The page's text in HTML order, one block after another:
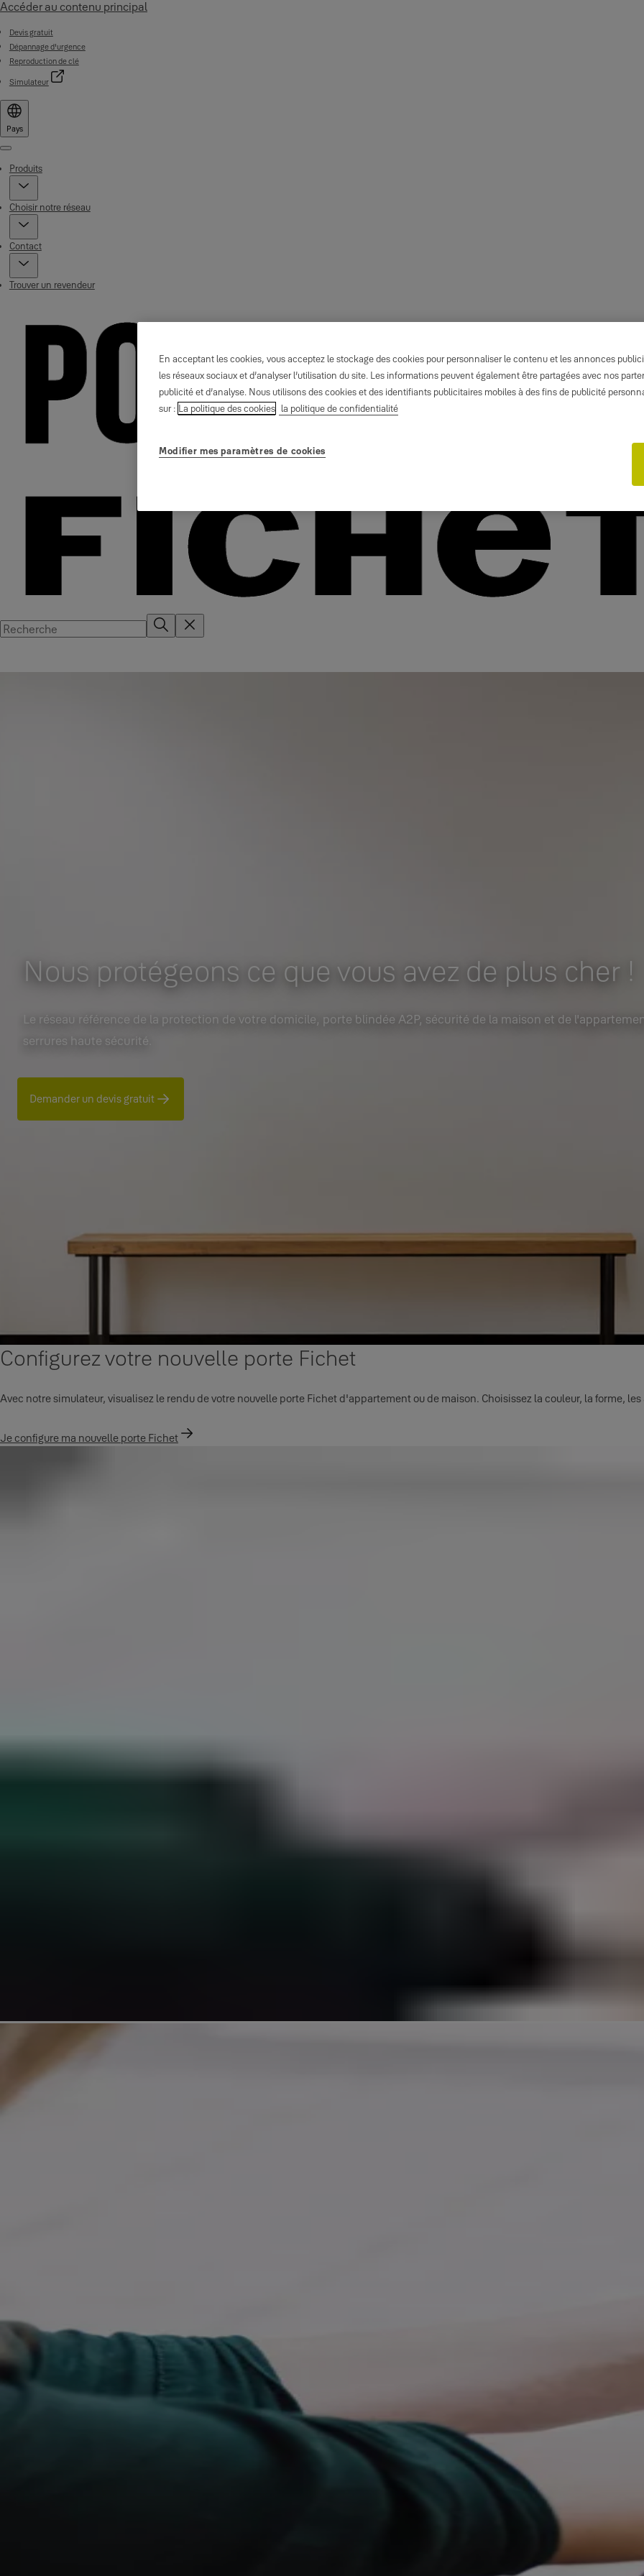
Accéder au contenu principal
Devis gratuit
Dépannage d'urgence
Reproduction de clé
Simulateur
Pays
Menu
Produits
Choisir notre réseau
Contact
Trouver un revendeur
Nous protégeons ce que vous avez de plus cher !
Le réseau référence de la protection de votre domicile, porte blindée A2P, sécurité de la maison et de
serrures haute sécurité.
Demander un devis gratuit
Configurez votre nouvelle porte Fichet
Avec notre simulateur, visualisez le rendu de votre nouvelle porte Fichet d'appartement ou de maison. Choisissez la couleur, la forme,
Je configure ma nouvelle porte Fichet
En acceptant les cookies, vous acceptez le stockage des cookies pour personnaliser le contenu et les annonces
les réseaux sociaux et d’analyser l’utilisation du site. Les informations peuvent également être partagées avec nos
publicité et d’analyse. Nous utilisons des cookies et des identifiants publicitaires mobiles à des fins de publicité
sur : La politique des cookies la politique de confidentialité
Modifier mes paramètres de cookies